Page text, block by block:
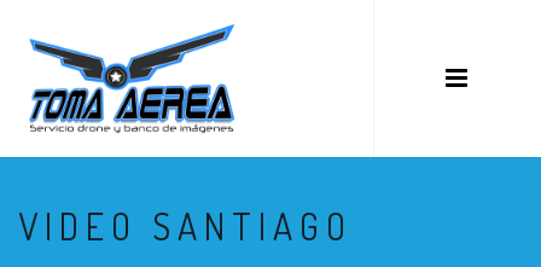
VIDEO SANTIAGO